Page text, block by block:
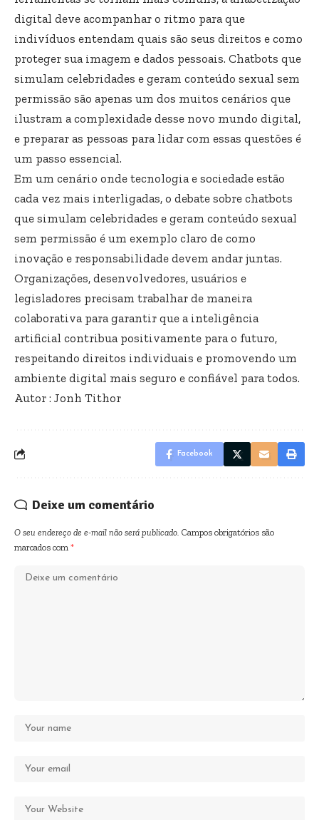
digital deve acompanhar o ritmo para que
indivíduos entendam quais são seus direitos e como
proteger sua imagem e dados pessoais. Chatbots que
simulam celebridades e geram conteúdo sexual sem
permissão são apenas um dos muitos cenários que
ilustram a complexidade desse novo mundo digital,
e preparar as pessoas para lidar com essas questões é
um passo essencial.
Em um cenário onde tecnologia e sociedade estão
cada vez mais interligadas, o debate sobre chatbots
que simulam celebridades e geram conteúdo sexual
sem permissão é um exemplo claro de como
inovação e responsabilidade devem andar juntas.
Organizações, desenvolvedores, usuários e
legisladores precisam trabalhar de maneira
colaborativa para garantir que a inteligência
artificial contribua positivamente para o futuro,
respeitando direitos individuais e promovendo um
ambiente digital mais seguro e confiável para todos.
Autor : Jonh Tithor
Facebook
Deixe um comentário
O seu endereço de e-mail não será publicado. Campos obrigatórios são
marcados com *